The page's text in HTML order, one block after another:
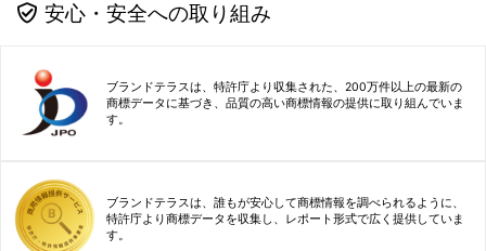
安心・安全への取り組み
ブランドテラスは、特許庁より収集された、200万件以上の最新の
商標データに基づき、品質の高い商標情報の提供に取り組んでいま
す。
ブランドテラスは、誰もが安心して商標情報を調べられるように、
特許庁より商標データを収集し、レポート形式で広く提供していま
す。